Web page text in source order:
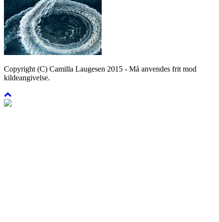
Copyright (C) Camilla Laugesen 2015 - Må anvendes frit mod
kildeangivelse.